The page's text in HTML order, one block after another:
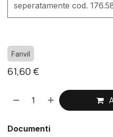
seperatamente cod.
Fanvil
61,60€
Documenti